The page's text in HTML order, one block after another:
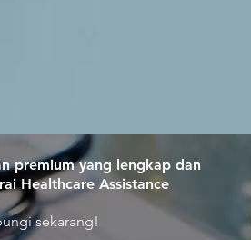
premium yang lengkap dan
Healthcare Assistance
sekarang!